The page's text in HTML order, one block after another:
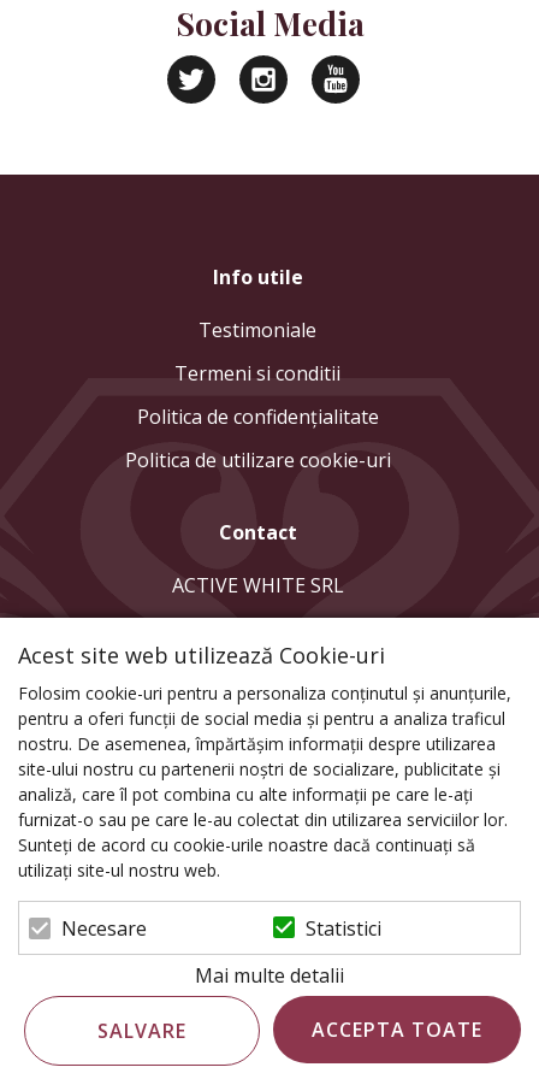
Social Media
© 2026 Seduction Studio | Powered by
Info utile
Testimoniale
Termeni si conditii
Politica de confidenţialitate
Politica de utilizare cookie-uri
Contact
ACTIVE WHITE SRL
CUI: RO31141565
Acest site web utilizează Cookie-uri
Folosim cookie-uri pentru a personaliza conținutul și anunțurile,
pentru a oferi funcții de social media și pentru a analiza traficul
nostru. De asemenea, împărtășim informații despre utilizarea
site-ului nostru cu partenerii noștri de socializare, publicitate și
analiză, care îl pot combina cu alte informații pe care le-ați
furnizat-o sau pe care le-au colectat din utilizarea serviciilor lor.
Sunteți de acord cu cookie-urile noastre dacă continuați să
utilizați site-ul nostru web.
Necesare
Statistici
Mai multe detalii
SALVARE ACCEPTA TOATE